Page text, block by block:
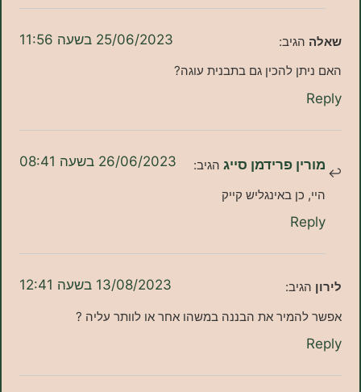
הגיב: 25/06/2023 בשעה 11:56
להכין גם בתבנית עוגה?
פרידמן סייג הגיב: 26/06/2023 בשעה 08:41
באינגליש קייק
13/08/2023 בשעה 12:41
את הבננה במשהו אחר או לוותר עליה ?